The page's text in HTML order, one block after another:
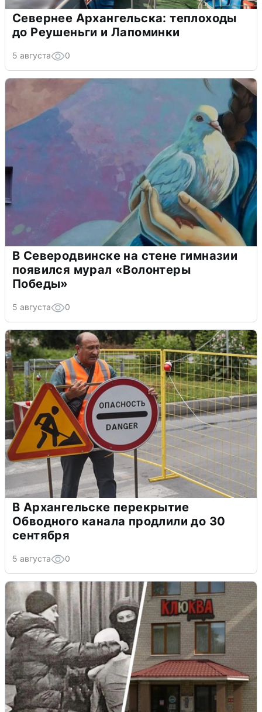
Севернее Архангельска: теплоходы
до Реушеньги и Лапоминки
5 августа 0
В Северодвинске на стене гимназии
появился мурал «Волонтеры
Победы»
5 августа 0
В Архангельске перекрытие
Обводного канала продлили до 30
сентября
5 августа 0